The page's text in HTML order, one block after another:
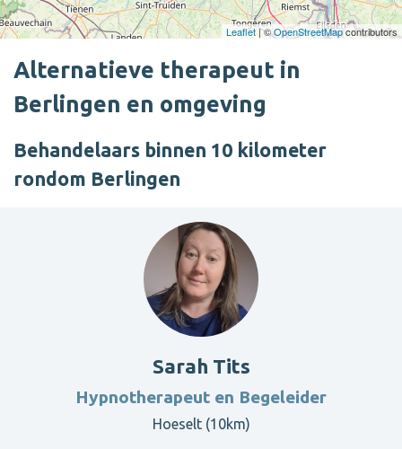
Leaflet| ©OpenStreetMapcontributors
Alternatieve therapeut in
Berlingen en omgeving
Behandelaars binnen 10 kilometer
rondom Berlingen
Sarah Tits
Hypnotherapeut en Begeleider
Hoeselt (10km)